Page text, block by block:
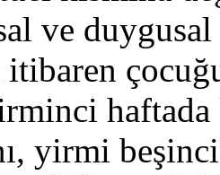
ve
haftada
yirmi